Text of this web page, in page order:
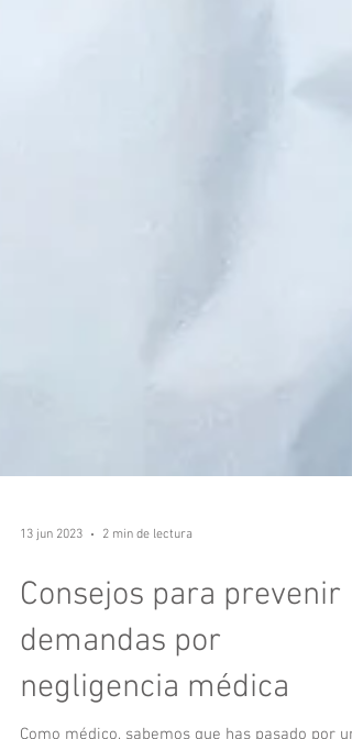
13 jun 2023 2 min de lectura
Consejos para prevenir
demandas por